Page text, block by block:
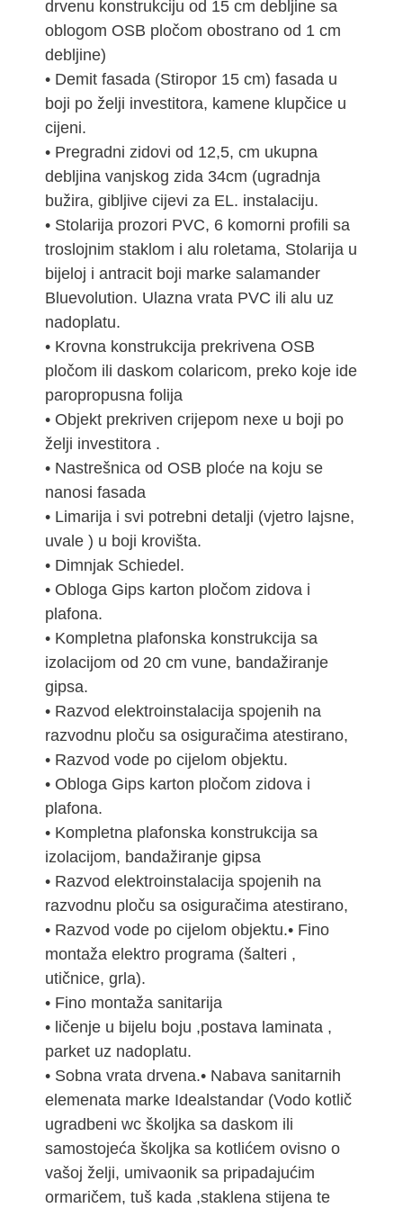
drvenu konstrukciju od 15 cm debljine sa
oblogom OSB pločom obostrano od 1 cm
debljine)
• Demit fasada (Stiropor 15 cm) fasada u
boji po želji investitora, kamene klupčice u
cijeni.
• Pregradni zidovi od 12,5, cm ukupna
debljina vanjskog zida 34cm (ugradnja
bužira, gibljive cijevi za EL. instalaciju.
• Stolarija prozori PVC, 6 komorni profili sa
troslojnim staklom i alu roletama, Stolarija u
bijeloj i antracit boji marke salamander
Bluevolution. Ulazna vrata PVC ili alu uz
nadoplatu.
• Krovna konstrukcija prekrivena OSB
pločom ili daskom colaricom, preko koje ide
paropropusna folija
• Objekt prekriven crijepom nexe u boji po
želji investitora .
• Nastrešnica od OSB ploće na koju se
nanosi fasada
• Limarija i svi potrebni detalji (vjetro lajsne,
uvale ) u boji krovišta.
• Dimnjak Schiedel.
• Obloga Gips karton pločom zidova i
plafona.
• Kompletna plafonska konstrukcija sa
izolacijom od 20 cm vune, bandažiranje
gipsa.
• Razvod elektroinstalacija spojenih na
razvodnu ploču sa osiguračima atestirano,
• Razvod vode po cijelom objektu.
• Obloga Gips karton pločom zidova i
plafona.
• Kompletna plafonska konstrukcija sa
izolacijom, bandažiranje gipsa
• Razvod elektroinstalacija spojenih na
razvodnu ploču sa osiguračima atestirano,
• Razvod vode po cijelom objektu.• Fino
montaža elektro programa (šalteri ,
utičnice, grla).
• Fino montaža sanitarija
• ličenje u bijelu boju ,postava laminata ,
parket uz nadoplatu.
• Sobna vrata drvena.• Nabava sanitarnih
elemenata marke Idealstandar (Vodo kotlič
ugradbeni wc školjka sa daskom ili
samostojeća školjka sa kotlićem ovisno o
vašoj želji, umivaonik sa pripadajućim
ormaričem, tuš kada ,staklena stijena te